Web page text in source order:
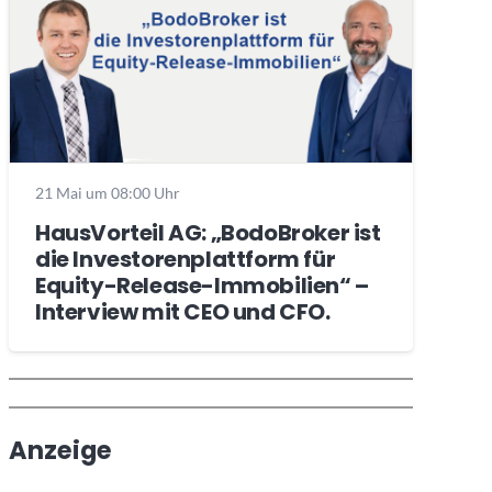
21 Mai um 08:00 Uhr
HausVorteil AG: „BodoBroker ist
die Investorenplattform für
Equity-Release-Immobilien“ –
Interview mit CEO und CFO.
Wochenrückblick
Trendthemen
Anzeige